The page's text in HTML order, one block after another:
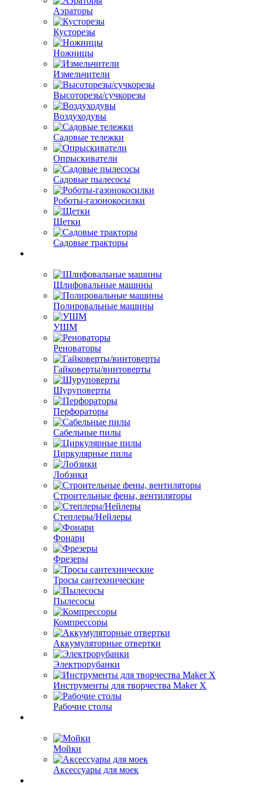
Аэраторы
Кусторезы
Ножницы
Измельчители
Высоторезы/сучкорезы
Воздуходувы
Садовые тележки
Опрыскиватели
Садовые пылесосы
Роботы-газонокосилки
Щетки
Садовые тракторы
Шлифовальные машины
Полировальные машины
УШМ
Реноваторы
Гайковерты/винтоверты
Шуруповерты
Перфораторы
Сабельные пилы
Циркулярные пилы
Лобзики
Строительные фены, вентиляторы
Степлеры/Нейлеры
Фонари
Фрезеры
Тросы сантехнические
Пылесосы
Компрессоры
Аккумуляторные отвертки
Электрорубанки
Инструменты для творчества Maker X
Рабочие столы
Мойки
Аксессуары для моек